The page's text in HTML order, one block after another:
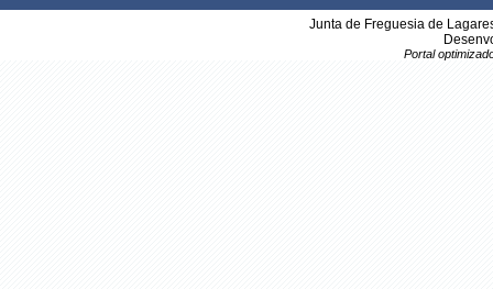
Junta de Freguesia de
Portal